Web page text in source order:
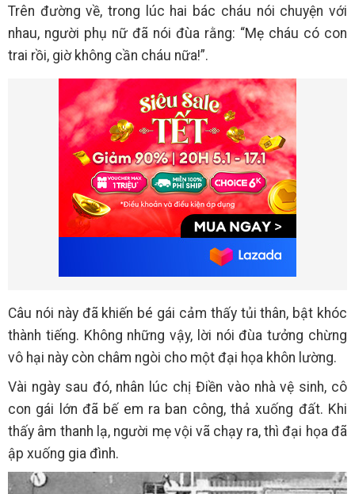
Trên đường về, trong lúc hai bác cháu nói chuyện với
nhau, người phụ nữ đã nói đùa rằng: “Mẹ cháu có con
trai rồi, giờ không cần cháu nữa!”.
Câu nói này đã khiến bé gái cảm thấy tủi thân, bật khóc
thành tiếng. Không những vậy, lời nói đùa tưởng chừng
vô hại này còn châm ngòi cho một đại họa khôn lường.
Vài ngày sau đó, nhân lúc chị Điền vào nhà vệ sinh, cô
con gái lớn đã bế em ra ban công, thả xuống đất. Khi
thấy âm thanh lạ, người mẹ vội vã chạy ra, thì đại họa đã
ập xuống gia đình.